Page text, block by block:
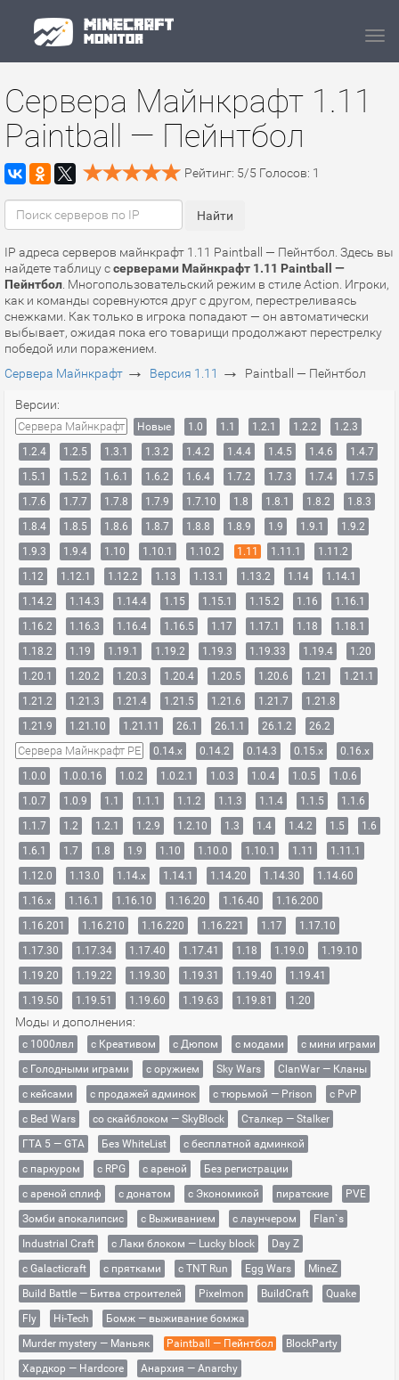
Сервера Майнкрафт 1.11
Paintball — Пейнтбол
Рейтинг: 5/5 Голосов: 1
IP адреса серверов майнкрафт 1.11 Paintball — Пейнтбол. Здесь вы
найдете таблицу ссерверами Майнкрафт 1.11 Paintball —
Пейнтбол . Многопользовательский режим в стиле Action. Игроки,
как и команды соревнуются друг с другом, перестреливаясь
снежками. Как только в игрока попадают — он автоматически
выбывает, ожидая пока его товарищи продолжают перестрелку
победой или поражением.
Сервера Майнкрафт → Версия 1.11 → Paintball — Пейнтбол
Версии:
Сервера Майнкрафт Новые 1.0 1.1 1.2.1 1.2.2
1.2.3
1.2.4
1.2.5 1.3.1 1.3.2 1.4.2 1.4.4 1.4.5 1.4.6
1.4.7
1.5.1
1.5.2 1.6.1 1.6.2 1.6.4 1.7.2 1.7.3 1.7.4
1.7.5
1.7.6
1.7.7 1.7.8 1.7.9 1.7.10 1.8 1.8.1 1.8.2
1.8.3
1.8.4
1.8.5 1.8.6 1.8.7 1.8.8 1.8.9 1.9 1.9.1
1.9.2
1.9.3
1.9.4 1.10 1.10.1 1.10.2 1.11 1.11.1
1.11.2
1.12
1.12.1 1.12.2 1.13 1.13.1 1.13.2 1.14
1.14.1
1.14.2
1.14.3 1.14.4 1.15 1.15.1 1.15.2 1.16
1.16.1
1.16.2
1.16.3 1.16.4 1.16.5 1.17 1.17.1 1.18
1.18.1
1.18.2
1.19 1.19.1 1.19.2 1.19.3 1.19.33 1.19.4
1.20
1.20.1
1.20.2 1.20.3 1.20.4 1.20.5 1.20.6 1.21
1.21.1
1.21.2
1.21.3 1.21.4 1.21.5 1.21.6 1.21.7
1.21.8
1.21.9
1.21.10 1.21.11 26.1 26.1.1 26.1.2 26.2
Сервера Майнкрафт PE 0.14.x 0.14.2 0.14.3 0.15.x
0.16.x
1.0.0
1.0.0.16 1.0.2 1.0.2.1 1.0.3 1.0.4 1.0.5
1.0.6
1.0.7
1.0.9 1.1 1.1.1 1.1.2 1.1.3 1.1.4 1.1.5
1.1.6
1.1.7
1.2 1.2.1 1.2.9 1.2.10 1.3 1.4 1.4.2 1.5
1.6
1.6.1
1.7 1.8 1.9 1.10 1.10.0 1.10.1 1.11
1.11.1
1.12.0
1.13.0 1.14.x 1.14.1 1.14.20 1.14.30
1.14.60
1.16.x
1.16.1 1.16.10 1.16.20 1.16.40
1.16.200
1.16.201
1.16.210 1.16.220 1.16.221 1.17
1.17.10
1.17.30
1.17.34 1.17.40 1.17.41 1.18 1.19.0
1.19.10
1.19.20
1.19.22 1.19.30 1.19.31 1.19.40
1.19.41
1.19.50
1.19.51 1.19.60 1.19.63 1.19.81 1.20
Моды и дополнения:
с 1000лвл c Креативом с Дюпом с модами
с мини играми
с Голодными играми
с оружием Sky Wars
ClanWar — Кланы
с кейсами
с продажей админок с тюрьмой — Prison
с PvP
с Bed Wars
со скайблоком — SkyBlock
Сталкер — Stalker
ГТА 5 — GTA
Без WhiteList
с бесплатной админкой
с паркуром
с RPG с ареной
Без регистрации
с ареной сплиф
с донатом с Экономикой пиратские
PVE
Зомби апокалипсис
с Выживанием с лаунчером
Flan`s
Industrial Craft
с Лаки блоком — Lucky block
Day Z
с Galacticraft
с прятками с TNT Run Egg Wars
MineZ
Build Battle — Битва строителей
Pixelmon BuildCraft
Quake
Fly
Hi-Tech
Бомж — выживание бомжа
Murder mystery — Маньяк
Paintball — Пейнтбол
BlockParty
Хардкор — Hardcore
Анархия — Anarchy